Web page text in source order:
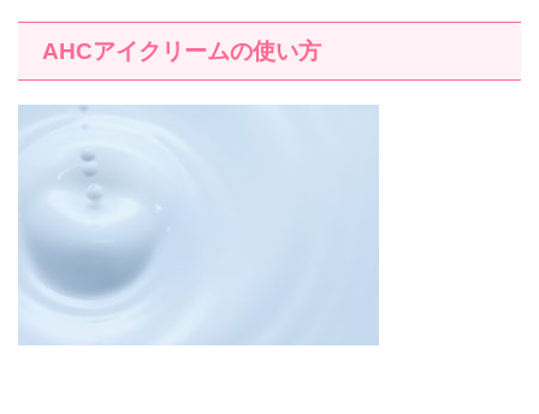
AHCアイクリームの使い方